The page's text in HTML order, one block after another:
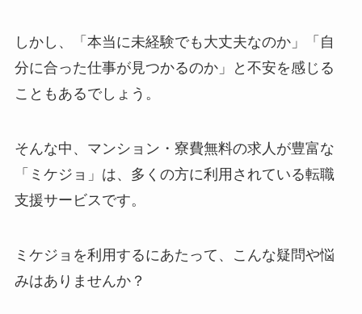
しかし、「本当に未経験でも大丈夫なのか」「自
分に合った仕事が見つかるのか」と不安を感じる
こともあるでしょう。
そんな中、マンション・寮費無料の求人が豊富な
「ミケジョ」は、多くの方に利用されている転職
支援サービスです。
ミケジョを利用するにあたって、こんな疑問や悩
みはありませんか？